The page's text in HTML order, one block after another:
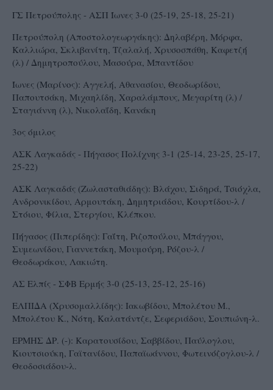
ΓΣ Πετρούπολης - ΑΣΠ Ίωνες 3-0 (25-19, 25-18, 25-21)
Πετρούπολη (Αποστολογεωργάκης): Δηλαβέρη, Μόρφα,
Καλλιώρα, Σκλιβανίτη, Τζαλαλή, Χρυσοσπάθη, Καφετζή
(λ) / Δημητροπούλου, Μασούρα, Μπαντίδου
Ίωνες (Μαρίνος): Αγγελή, Αθανασίου, Θεοδωρίδου,
Παπουτσάκη, Μιχαηλίδη, Χαραλάμπους, Μεγαρίτη (λ) /
Σταγιάννη (λ), Νικολαΐδη, Κανάκη
3ος όμιλος
ΑΣΚ Λαγκαδάς - Πήγασος Πολίχνης 3-1 (25-14, 23-25, 25-17,
25-22)
ΑΣΚ Λαγκαδάς (Ζωλασταθιάδης): Βλάχου, Σιδηρά, Τσιόχλα,
Ανδρονικίδου, Αρμουτάκη, Δημητριάδου, Κουρτίδου-λ /
Στόιου, Φίλια, Στεργίου, Κλέπκου.
Πήγασος (Πιπερίδης): Γαΐτη, Ριζοπούλου, Μπάγγου,
Συμεωνίδου, Γιαννετάκη, Μουμούρη, Ρόζου-λ /
Θεοδωράκου, Λακιώτη.
ΑΣ Ελπίς - ΣΦΒ Ερμής 3-0 (25-13, 25-12, 25-16)
ΕΛΠΙΔΑ (Χρυσομαλλίδης): Ιακωβίδου, Μπολέτου Μ.,
Μπολέτου Κ., Νότη, Καλατάντζε, Σεφεριάδου, Σουπιώνη-λ.
ΕΡΜΗΣ ΔΡ. (-): Καρατουσίδου, Σαββίδου, Παύλογλου,
Κιουτσιούκη, Γαϊτανίδου, Παπαϊωάννου, Φωτεινόζογλου-λ /
Θεοδοσιάδου-λ.